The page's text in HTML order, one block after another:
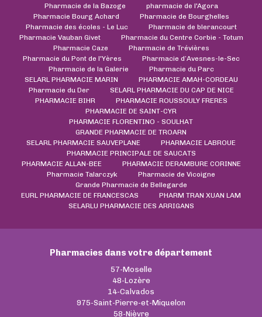
Pharmacie de la Bazoge
pharmacie de l'Agora
Pharmacie Bourg Achard
Pharmacie de Bourghelles
Pharmacie des écoles - Le Luc
Pharmacie de blerancourt
Pharmacie Vauban Givet
Pharmacie du Centre Corbie - Totum
Pharmacie Caze
Pharmacie de Trévières
Pharmacie du Pont de l'Yères
Pharmacie d’Avesnes-le-Sec
Pharmacie de la Galerie
Pharmacie du Parc
SELARL PHARMACIE MARIN
PHARMACIE AMAH-CORDEAU
Pharmacie du Der
SELARL PHARMACIE DU CAP DE NICE
PHARMACIE BIHR
PHARMACIE ROUSSOULY FRERES
PHARMACIE DE SAINT-CYR
PHARMACIE FLORENTINO - SOULHAT
GRANDE PHARMACIE DE TROARN
SELARL PHARMACIE SAUVEPLANE
PHARMACIE LABROUE
PHARMACIE PRINCIPALE DE SAUCATS
PHARMACIE ALLAN-BEE
PHARMACIE DERAMBURE CORINNE
Pharmacie Talarczyk
Pharmacie de Vicoigne
Grande Pharmacie de Bellegarde
EURL PHARMACIE DE FRANCESCAS
PHARM TRAN XUAN LAM
SELARLU PHARMACIE DES ARRIGANS
Pharmacies dans votre département
57-Moselle
48-Lozère
14-Calvados
975-Saint-Pierre-et-Miquelon
58-Nièvre